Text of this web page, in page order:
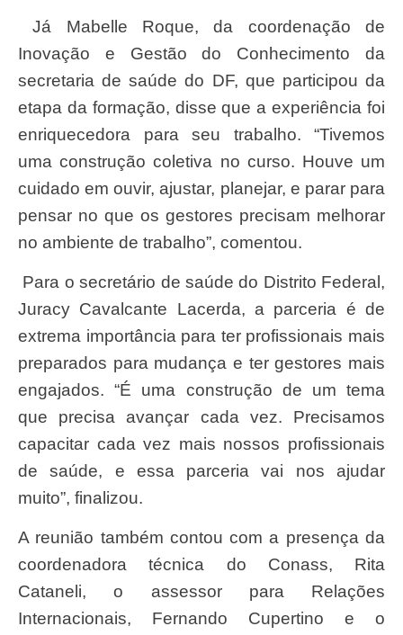
Já Mabelle Roque, da coordenação de
Inovação e Gestão do Conhecimento da
secretaria de saúde do DF, que participou da
etapa da formação, disse que a experiência foi
enriquecedora para seu trabalho. “Tivemos
uma construção coletiva no curso. Houve um
cuidado em ouvir, ajustar, planejar, e parar para
pensar no que os gestores precisam melhorar
no ambiente de trabalho”, comentou.
Para o secretário de saúde do Distrito Federal,
Juracy Cavalcante Lacerda, a parceria é de
extrema importância para ter profissionais mais
preparados para mudança e ter gestores mais
engajados. “É uma construção de um tema
que precisa avançar cada vez. Precisamos
capacitar cada vez mais nossos profissionais
de saúde, e essa parceria vai nos ajudar
muito”, finalizou.
A reunião também contou com a presença da
coordenadora técnica do Conass, Rita
Cataneli, o assessor para Relações
Internacionais, Fernando Cupertino e o